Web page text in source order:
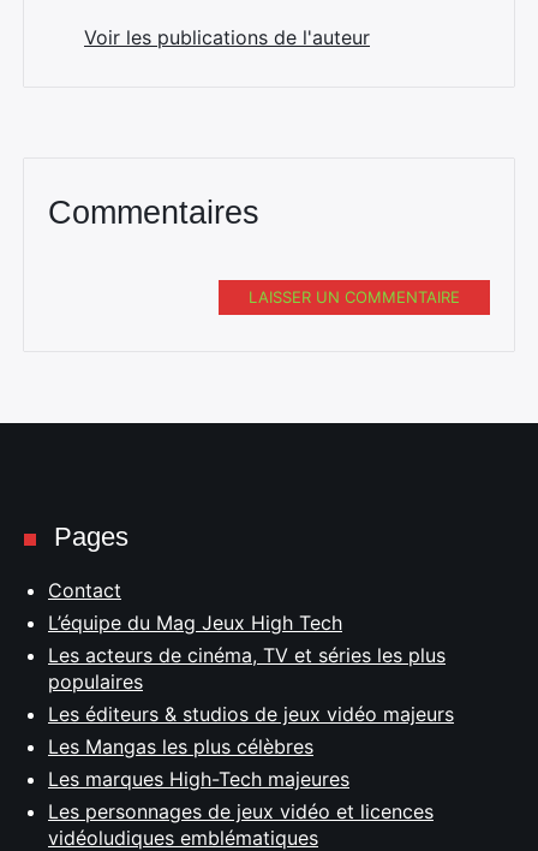
Voir les publications de l'auteur
Commentaires
LAISSER UN COMMENTAIRE
Pages
Contact
L’équipe du Mag Jeux High Tech
Les acteurs de cinéma, TV et séries les plus
populaires
Les éditeurs & studios de jeux vidéo majeurs
Les Mangas les plus célèbres
Les marques High-Tech majeures
Les personnages de jeux vidéo et licences
vidéoludiques emblématiques